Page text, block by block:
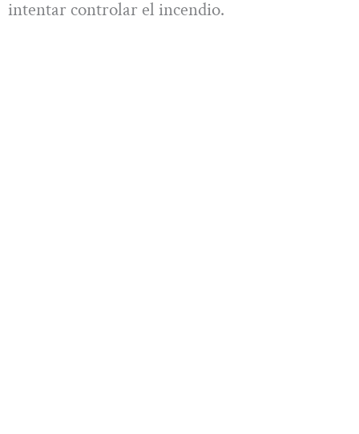
intentar controlar el incendio.